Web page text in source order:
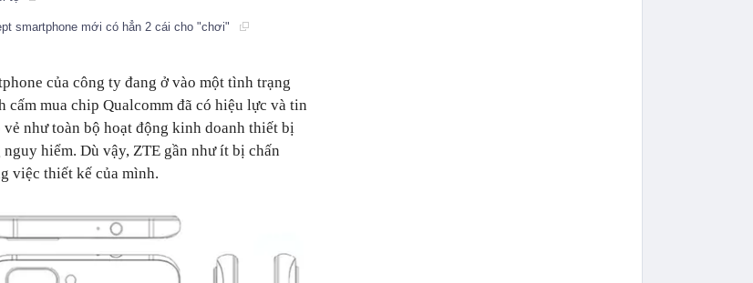
smartphone mới có hẳn 2 cái cho "chơi"
của công ty đang ở vào một tình trạng
mua chip Qualcomm đã có hiệu lực và tin
như toàn bộ hoạt động kinh doanh thiết bị
hiểm. Dù vậy, ZTE gần như ít bị chấn
việc thiết kế của mình.